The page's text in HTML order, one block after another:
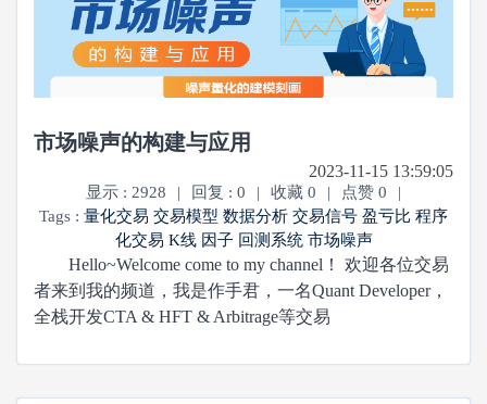
市场噪声的构建与应用
2023-11-15 13:59:05
显示 : 2928 | 回复 : 0 | 收藏 0 | 点赞 0
|
Tags : 量化交易 交易模型 数据分析 交易信号 盈亏比 程序
化交易 K线 因子 回测系统 市场噪声
Hello~Welcome come to my channel！ 欢迎各位交易
者来到我的频道，我是作手君，一名Quant Developer，
全栈开发CTA & HFT & Arbitrage等交易